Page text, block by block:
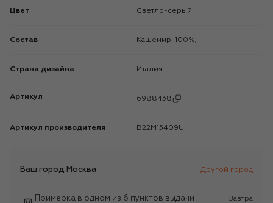
Цвет Светло-серый
Состав Кашемир: 100%;
Страна дизайна Италия
Артикул 6988438
Артикул производителя B22M15409U
Ваш город Москва Другой город
Примерка в одном из 6 пунктов выдачи
Завтра